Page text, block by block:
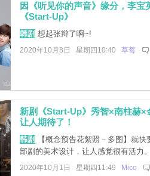
因《听见你的声音》缘分，李宝
《Start-Up》
韩剧 想起张辩了啊~!
2020年10月8日 星期四10:40 草莓
新剧《Start-Up》秀智×南柱赫×
让人期待了！
韩剧 【概念预告花絮照－多图】就
部剧的美术设计，让人感觉很有活力。
2020年10月1日 星期四11:49 Mico